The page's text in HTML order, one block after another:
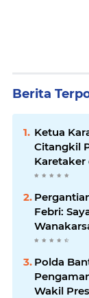
Berita
Ketua
Citangkil
Karetaker
Saat
Febri:
Polda
Wakil